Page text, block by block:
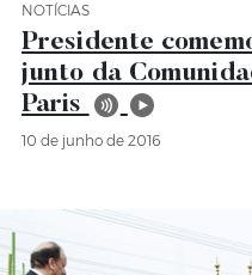
Categoria Notícias
NOTÍCIAS
Presidente
junto da
Paris
10 de junho de 2016